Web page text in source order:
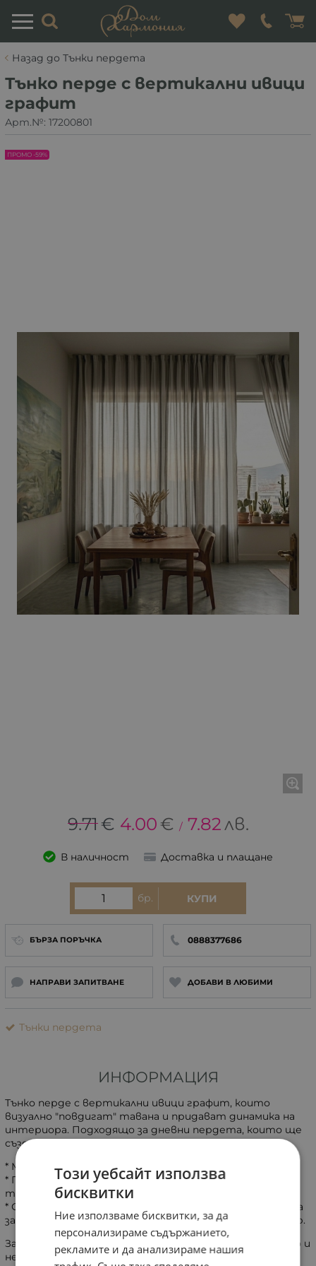
Назад до Тънки пердета
Тънко перде с вертикални ивици
графит
Арт.№: 17200801
ПРОМО -59%
9.71€ 4.00 € / 7.82лв.
В наличност Доставка и плащане
бр. КУПИ
БЪРЗА ПОРЪЧКА 0888377686
НАПРАВИ ЗАПИТВАНЕ ДОБАВИ В ЛЮБИМИ
Тънки пердета
ИНФОРМАЦИЯ
Тънко перде с вертикални ивици графит, които
визуално "повдигат" тавана и придават динамика на
интериора. Подходящо за дневни пердета, които ще
създадът светла и уютна атмосфера.
* Материал: Висококачествен 100% полиестер
* Грижа: Пране в пералня на програма за деликатни
тъкани до 30°C.
* Спецификации: Платът е с ширина 2,90 м (използвана
за височина). Посочената цена е за един линеен метър.
Забележка: Услугата по ушиване се предлага отделно и
не е включена в посочената цена.
Този уебсайт използва
бисквитки
Ние използваме бисквитки, за да
персонализираме съдържанието,
рекламите и да анализираме нашия